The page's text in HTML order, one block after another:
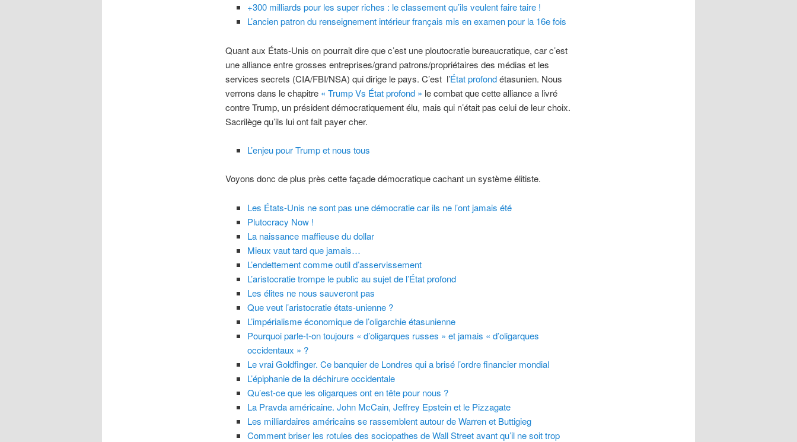
+300 milliards pour les super riches : le classement qu’ils veulent faire taire !
L’ancien patron du renseignement intérieur français mis en examen pour la 16e fois
Quant aux États-Unis on pourrait dire que c’est une ploutocratie bureaucratique, car c’est
une alliance entre grosses entreprises/grand patrons/propriétaires des médias et les
services secrets (CIA/FBI/NSA) qui dirige le pays. C’est l’État profondétasunien. Nous
verrons dans le chapitre « Trump Vs État profond » le combat que cette alliance a livré
contre Trump, un président démocratiquement élu, mais qui n’était pas celui de leur choix.
Sacrilège qu’ils lui ont fait payer cher.
L’enjeu pour Trump et nous tous
Voyons donc de plus près cette façade démocratique cachant un système élitiste.
Les États-Unis ne sont pas une démocratie car ils ne l’ont jamais été
Plutocracy Now !
La naissance maffieuse du dollar
Mieux vaut tard que jamais…
L’endettement comme outil d’asservissement
L’aristocratie trompe le public au sujet de l’État profond
Les élites ne nous sauveront pas
Que veut l’aristocratie états-unienne ?
L’impérialisme économique de l’oligarchie étasunienne
Pourquoi parle-t-on toujours « d’oligarques russes » et jamais « d’oligarques
occidentaux » ?
Le vrai Goldfinger. Ce banquier de Londres qui a brisé l’ordre financier mondial
L’épiphanie de la déchirure occidentale
Qu’est-ce que les oligarques ont en tête pour nous ?
La Pravda américaine. John McCain, Jeffrey Epstein et le Pizzagate
Les milliardaires américains se rassemblent autour de Warren et Buttigieg
Comment briser les rotules des sociopathes de Wall Street avant qu’il ne soit trop